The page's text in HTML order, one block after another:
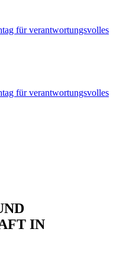
für verantwortungsvolles
für verantwortungsvolles
IN